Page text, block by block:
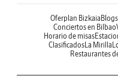
Oferplan Bizkaia Blogs
Conciertos en Bilbao
Horario de misas
Clasificados La Mirilla
Restaurantes